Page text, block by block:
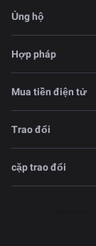
Ủng hộ
Hợp pháp
Mua tiền điện tử
Trao đổi
cặp trao đổi